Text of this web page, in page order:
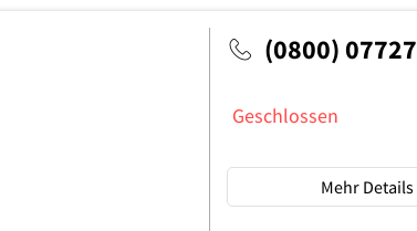
(0800)
Geschlossen
Mehr Details